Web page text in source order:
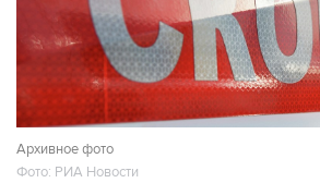
Архивное фото
Фото: РИА Новости